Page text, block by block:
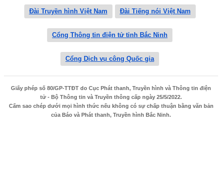
Đài Truyền hình Việt Nam Đài Tiếng nói Việt Nam
Cổng Thông tin điện tử tỉnh Bắc Ninh
Cổng Dịch vụ công Quốc gia
Giấy phép số 80/GP-TTĐT do Cục Phát thanh, Truyền hình và Thông tin điện
tử - Bộ Thông tin và Truyền thông cấp ngày 25/5/2022.
Cấm sao chép dưới mọi hình thức nếu không có sự chấp thuận bằng văn bản
của Báo và Phát thanh, Truyền hình Bắc Ninh.